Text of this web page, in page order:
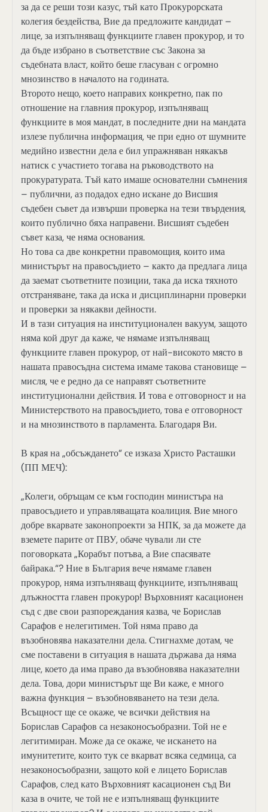
за да се реши този казус, тъй като Прокурорската
колегия бездейства, Вие да предложите кандидат –
лице, за изпълняващ функциите главен прокурор, и то
да бъде избрано в съответствие със Закона за
съдебната власт, който беше гласуван с огромно
мнозинство в началото на годината.
Второто нещо, което направих конкретно, пак по
отношение на главния прокурор, изпълняващ
функциите в моя мандат, в последните дни на мандата
излезе публична информация, че при едно от шумните
медийно известни дела е бил упражняван някакъв
натиск с участието тогава на ръководството на
прокуратурата. Тъй като имаше основателни съмнения
– публични, аз подадох едно искане до Висшия
съдебен съвет да извърши проверка на тези твърдения,
които публично бяха направени. Висшият съдебен
съвет каза, че няма основания.
Но това са две конкретни правомощия, които има
министърът на правосъдието – както да предлага лица
да заемат съответните позиции, така да иска тяхното
отстраняване, така да иска и дисциплинарни проверки
и проверки за някакви дейности.
И в тази ситуация на институционален вакуум, защото
няма кой друг да каже, че нямаме изпълняващ
функциите главен прокурор, от най-високото място в
нашата правосъдна система имаме такова становище –
мисля, че е редно да се направят съответните
институционални действия. И това е отговорност и на
Министерството на правосъдието, това е отговорност
и на мнозинството в парламента. Благодаря Ви.
В края на „обсъждането“ се изказа Христо Расташки
(ПП МЕЧ):
„Колеги, обръщам се към господин министъра на
правосъдието и управляващата коалиция. Вие много
добре вкарвате законопроекти за НПК, за да можете да
вземете парите от ПВУ, обаче чували ли сте
поговорката „Корабът потъва, а Вие спасявате
байрака.“? Ние в България вече нямаме главен
прокурор, няма изпълняващ функциите, изпълняващ
длъжността главен прокурор! Върховният касационен
съд с две свои разпореждания казва, че Борислав
Сарафов е нелегитимен. Той няма право да
възобновява наказателни дела. Стигнахме дотам, че
сме поставени в ситуация в нашата държава да няма
лице, което да има право да възобновява наказателни
дела. Това, дори министърът ще Ви каже, е много
важна функция – възобновяването на тези дела.
Всъщност ще се окаже, че всички действия на
Борислав Сарафов са незаконосъобразни. Той не е
легитимиран. Може да се окаже, че искането на
имунитетите, които тук се вкарват всяка седмица, са
незаконосъобразни, защото кой е лицето Борислав
Сарафов, след като Върховният касационен съд Ви
каза в очите, че той не е изпълняващ функциите